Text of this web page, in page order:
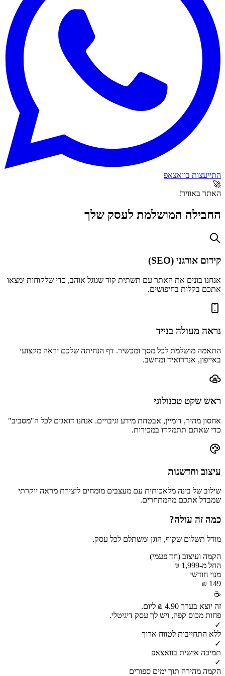
התייעצות בוואצאפ
🚀
האתר באוויר!
החבילה המושלמת לעסק שלך
קידום אורגני (SEO)
אנחנו בונים את האתר עם תשתית קוד שגוגל אוהב, כדי שלקוחות ימצאו
אתכם בקלות בחיפושים.
נראה מעולה בנייד
התאמה מושלמת לכל מסך ומכשיר. דף הנחיתה שלכם יראה מקצועי
באייפון, אנדרואיד ומחשב.
ראש שקט טכנולוגי
אחסון מהיר, דומיין, אבטחת מידע וגיבויים. אנחנו דואגים לכל ה"מסביב"
כדי שאתם תתמקדו במכירות.
עיצוב וחדשנות
שילוב של בינה מלאכותית עם מעצבים מומחים ליצירת מראה יוקרתי
שמבדל אתכם מהמתחרים.
כמה זה עולה?
מודל תשלום שקוף, הוגן ומשתלם לכל עסק.
הקמה ועיצוב (חד פעמי)
החל מ-1,999 ₪
מנוי חודשי
149 ₪
☕
זה יוצא בערך 4.90 ₪ ליום
.
פחות מכוס קפה, ויש לך עסק דיגיטלי.
✓
ללא התחייבות לטווח ארוך
✓
תמיכה אישית בוואצאפ
✓
הקמה מהירה תוך ימים ספורים